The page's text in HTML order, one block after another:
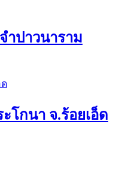
ำปาวนาราม
กนา จ.ร้อยเอ็ด